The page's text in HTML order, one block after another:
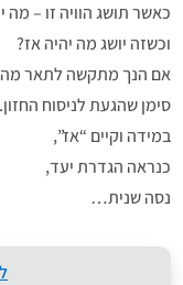
כאשר תושג הוויה זו – מה
וכשזה יושג מה יהיה אז?
אם הנך מתקשה לתאר מה
סימן שהגעת לניסוח החזון.
במידה וקיים “אז”,
כנראה הגדרת יעד,
נסה שנית…